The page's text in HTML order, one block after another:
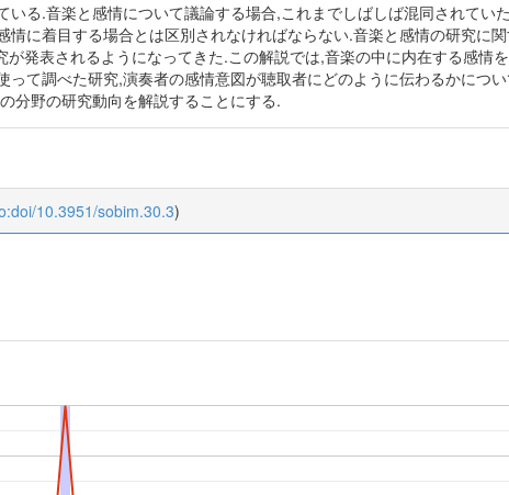
る.音楽と感情について議論する場合,これまでしばしば混同されてい
に着目する場合とは区別されなければならない.音楽と感情の研究に
発表されるようになってきた.この解説では,音楽の中に内在する感情
て調べた研究,演奏者の感情意図が聴取者にどのように伝わるかにつ
分野の研究動向を解説することにする.
10.3951/sobim.30.3)